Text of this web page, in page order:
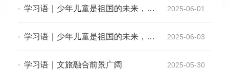
学习语｜少年儿童是祖国的未来，是
2025-06-01
学习语｜少年儿童是祖国的未来，是
2025-06-03
学习语｜文旅融合前景广阔 2025-05-30